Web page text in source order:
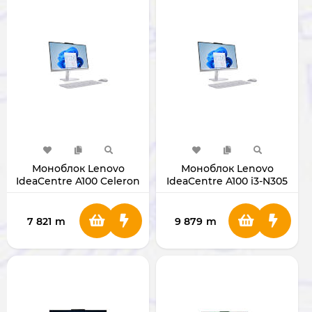
Моноблок Lenovo
IdeaCentre A100 Celeron
512GB 24" CLOUD GRAY
7 821 m
Моноблок Lenovo
IdeaCentre A100 i3-N305
CLOUD GRAY
9 879 m